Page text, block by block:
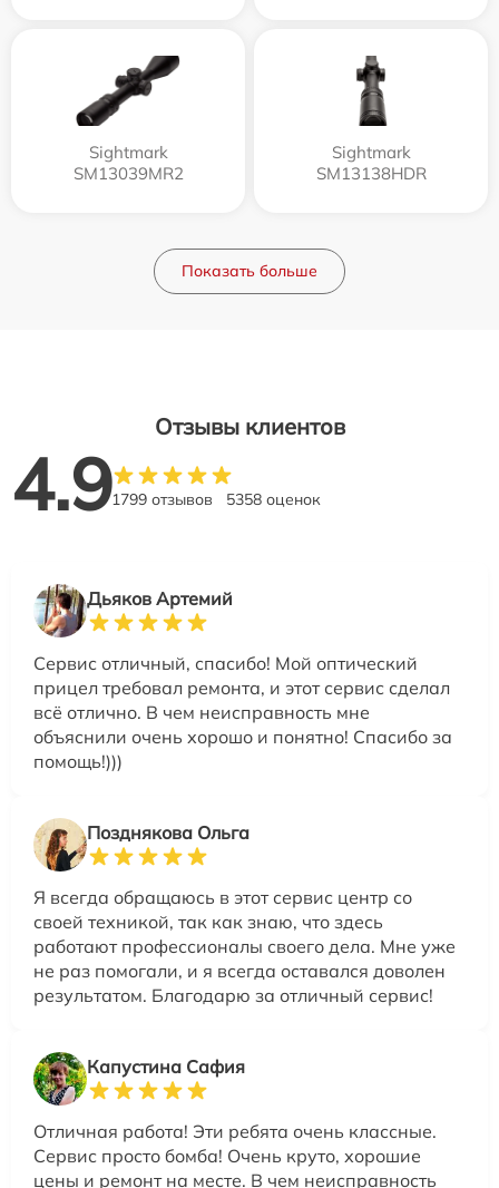
Sightmark
SM13039MR2
Sightmark
SM13138HDR
Показать больше
Отзывы клиентов
4.91799 отзывов 5358 оценок
Дьяков Артемий
Сервис отличный, спасибо! Мой оптический
прицел требовал ремонта, и этот сервис сделал
всё отлично. В чем неисправность мне
объяснили очень хорошо и понятно! Спасибо за
помощь!)))
Позднякова Ольга
Я всегда обращаюсь в этот сервис центр со
своей техникой, так как знаю, что здесь
работают профессионалы своего дела. Мне уже
не раз помогали, и я всегда оставался доволен
результатом. Благодарю за отличный сервис!
Капустина Сафия
Отличная работа! Эти ребята очень классные.
Сервис просто бомба! Очень круто, хорошие
цены и ремонт на месте. В чем неисправность